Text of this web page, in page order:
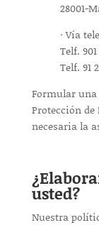
28001-
· Vía
Telf.
Telf. 91
Formular una
Protección
necesaria la
usted?
Nuestra